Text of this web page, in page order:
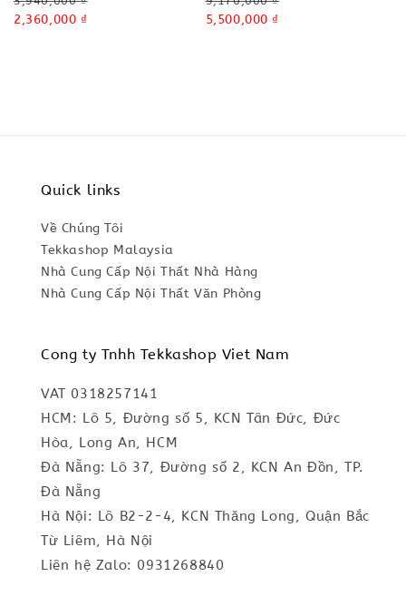
price
Sale
2,360,000 ₫
price
Sale
5,500,000 ₫
Quick links
Về Chúng Tôi
Tekkashop Malaysia
Nhà Cung Cấp Nội Thất Nhà Hàng
Nhà Cung Cấp Nội Thất Văn Phòng
Cong ty Tnhh Tekkashop Viet Nam
VAT 0318257141
HCM: Lô 5, Đường số 5, KCN Tân Đức, Đức
Hòa, Long An, HCM
Đà Nẵng: Lô 37, Đường số 2, KCN An Đồn, TP.
Đà Nẵng
Hà Nội: Lô B2-2-4, KCN Thăng Long, Quận Bắc
Từ Liêm, Hà Nội
Liên hệ Zalo: 0931268840